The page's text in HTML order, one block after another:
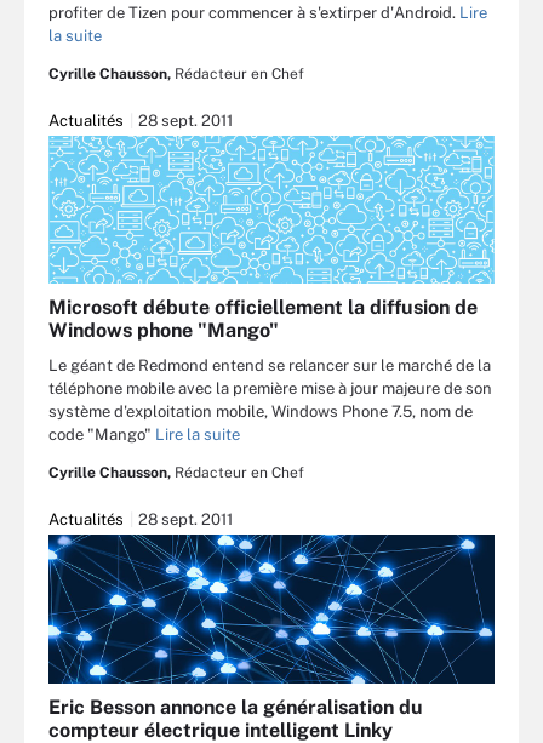
profiter de Tizen pour commencer à s'extirper d'Android. Lire
la suite
Cyrille Chausson, Rédacteur en Chef
Actualités 28 sept. 2011
Microsoft débute officiellement la diffusion de
Windows phone "Mango"
Le géant de Redmond entend se relancer sur le marché de la
téléphone mobile avec la première mise à jour majeure de son
système d'exploitation mobile, Windows Phone 7.5, nom de
code "Mango" Lire la suite
Cyrille Chausson, Rédacteur en Chef
Actualités 28 sept. 2011
Eric Besson annonce la généralisation du
compteur électrique intelligent Linky